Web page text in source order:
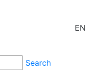
EN
Search